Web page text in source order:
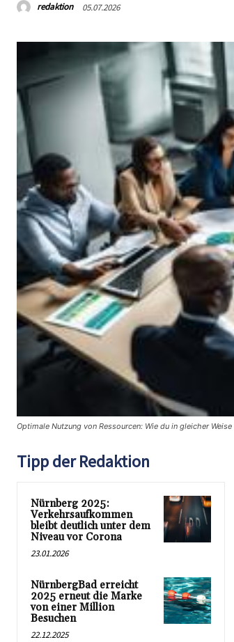
redaktion 05.07.2026
Optimale Nutzung von Ressourcen: Wie du in gleicher
Tipp der Redaktion
Nürnberg 2025:
Verkehrsaufkommen
bleibt deutlich unter dem
Niveau vor Corona
23.01.2026
NürnbergBad erreicht
2025 erneut die Marke
von einer Million
Besuchen
22.12.2025